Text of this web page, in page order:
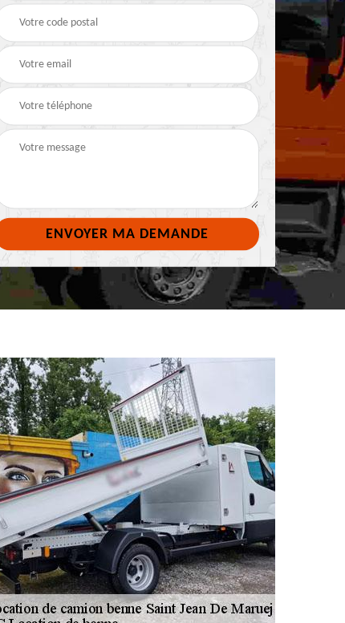
terrassement 30